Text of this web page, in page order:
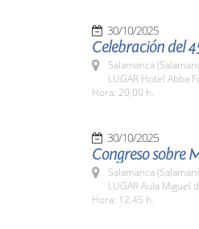
30/10/2025
Celebración del
Salamanca
LUGAR Hotel Abba
Hora: 20,00 h.
30/10/2025
Congreso sobre
Salamanca
LUGAR Aula Miguel
Hora: 12,45 h.